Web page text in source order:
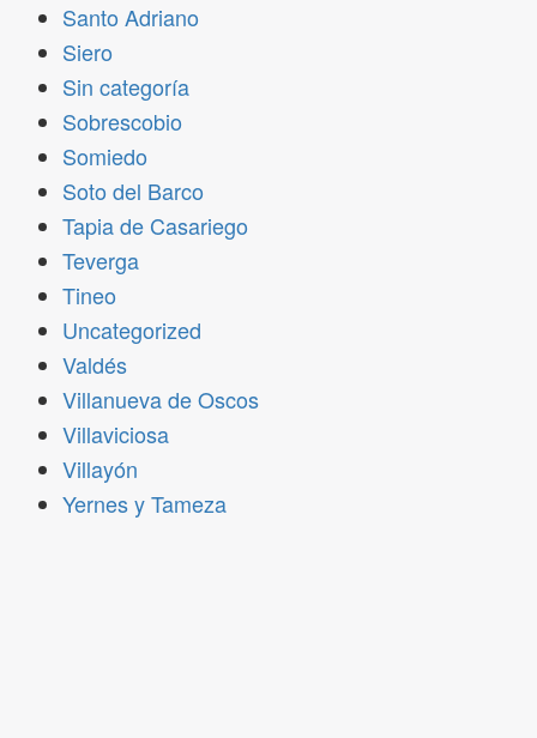
Santo Adriano
Siero
Sin categoría
Sobrescobio
Somiedo
Soto del Barco
Tapia de Casariego
Teverga
Tineo
Uncategorized
Valdés
Villanueva de Oscos
Villaviciosa
Villayón
Yernes y Tameza